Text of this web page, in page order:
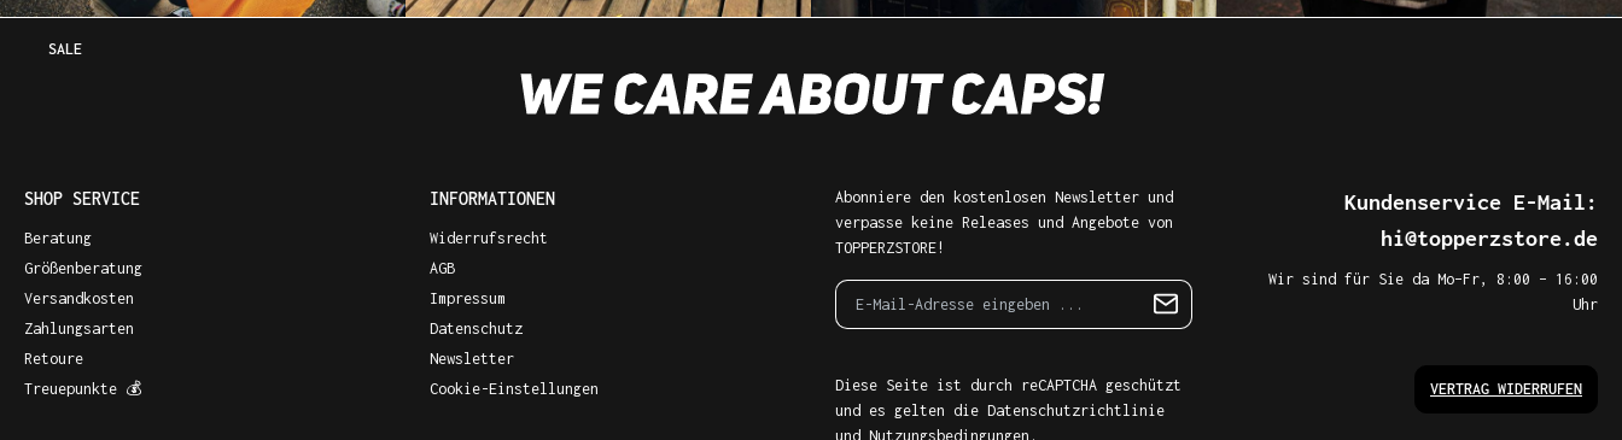
SALE
SHOP SERVICE
Beratung
Größenberatung
Versandkosten
Zahlungsarten
Retoure
Treuepunkte 💰
INFORMATIONEN
Widerrufsrecht
AGB
Impressum
Datenschutz
Newsletter
Cookie-Einstellungen
Abonniere den kostenlosen Newsletter und
verpasse keine Releases und Angebote von
TOPPERZSTORE!
Diese Seite ist durch reCAPTCHA geschützt
und es gelten die Datenschutzrichtlinie
und Nutzungsbedingungen .
Kundenservice E-Mail:
hi@topperzstore.de
Wir sind für Sie da Mo–Fr, 8:00 – 16:00
Uhr
VERTRAG WIDERRUFEN